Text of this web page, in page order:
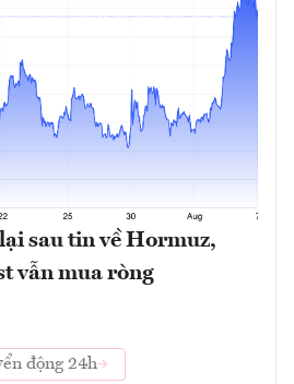
sau tin về Hormuz,
vẫn mua ròng
động 24h